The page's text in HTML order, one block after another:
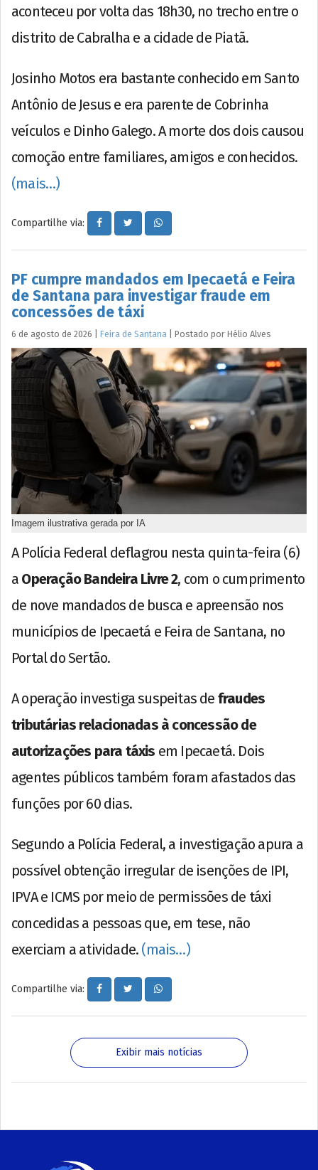
aconteceu por volta das 18h30, no trecho entre o
distrito de Cabralha e a cidade de Piatã.
Josinho Motos era bastante conhecido em Santo
Antônio de Jesus e era parente de Cobrinha
veículos e Dinho Galego. A morte dos dois causou
comoção entre familiares, amigos e conhecidos.
(mais…)
Compartilhe via:
PF cumpre mandados em Ipecaetá e Feira
de Santana para investigar fraude em
concessões de táxi
6 de agosto de 2026 Feira de Santana Postado por Hélio Alves
Imagem ilustrativa gerada por IA
A Polícia Federal deflagrou nesta quinta-feira (6)
a Operação Bandeira Livre 2, com o cumprimento
de nove mandados de busca e apreensão nos
municípios de Ipecaetá e Feira de Santana, no
Portal do Sertão.
A operação investiga suspeitas de fraudes
tributárias relacionadas à concessão de
autorizações para táxis em Ipecaetá. Dois
agentes públicos também foram afastados das
funções por 60 dias.
Segundo a Polícia Federal, a investigação apura a
possível obtenção irregular de isenções de IPI,
IPVA e ICMS por meio de permissões de táxi
concedidas a pessoas que, em tese, não
exerciam a atividade. (mais…)
Compartilhe via:
Exibir mais notícias